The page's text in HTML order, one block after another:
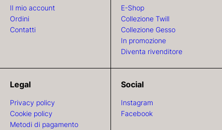
Il mio account
Ordini
Contatti
E-Shop
Collezione Twill
Collezione Gesso
In promozione
Diventa rivenditore
Legal
Privacy policy
Cookie policy
Metodi di pagamento
Social
Instagram
Facebook